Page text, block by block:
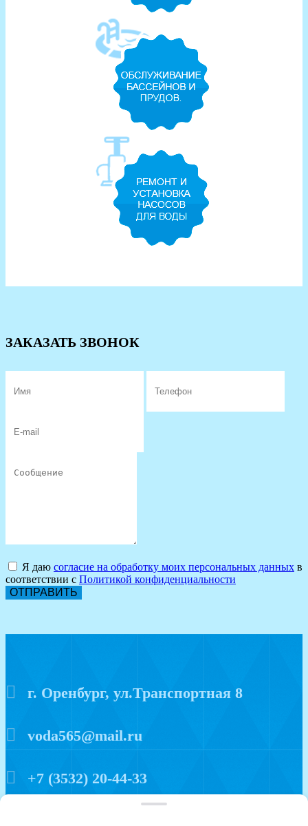
ЗАКАЗАТЬ ЗВОНОК
Я даю согласие на обработку моих персональных данных в
соответствии с Политикой конфиденциальности
ОТПРАВИТЬ
г. Оренбург, ул.Транспортная 8
voda565@mail.ru
+7 (3532) 20-44-33